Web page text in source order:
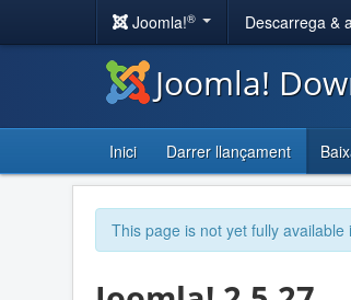
Joomla!® Descarrega &
Joomla!
Inici Darrer llançament
This page is not yet fully